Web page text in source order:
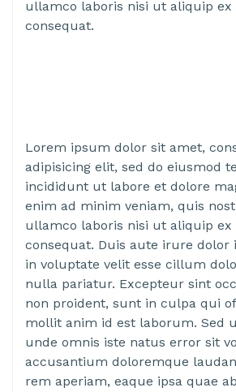
ullamco laboris nisi ut aliquip ex
consequat.
Lorem ipsum dolor sit amet,
adipisicing elit, sed do eiusmod
incididunt ut labore et dolore
enim ad minim veniam, quis
ullamco laboris nisi ut aliquip ex
consequat. Duis aute irure dolor
in voluptate velit esse cillum
nulla pariatur. Excepteur sint
non proident, sunt in culpa qui
mollit anim id est laborum. Sed
unde omnis iste natus error sit
accusantium doloremque
rem aperiam, eaque ipsa quae